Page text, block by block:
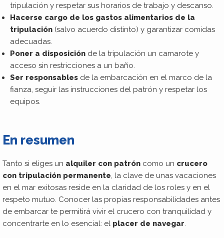
tripulación y respetar sus horarios de trabajo y descanso.
Hacerse cargo de los gastos alimentarios de la
tripulación (salvo acuerdo distinto) y garantizar comidas
adecuadas.
Poner a disposición de la tripulación un camarote y
acceso sin restricciones a un baño.
Ser responsables de la embarcación en el marco de la
fianza, seguir las instrucciones del patrón y respetar los
equipos.
En resumen
Tanto si eliges un alquiler con patrón como un crucero
con tripulación permanente, la clave de unas vacaciones
en el mar exitosas reside en la claridad de los roles y en el
respeto mutuo. Conocer las propias responsabilidades antes
de embarcar te permitirá vivir el crucero con tranquilidad y
concentrarte en lo esencial: el placer de navegar.